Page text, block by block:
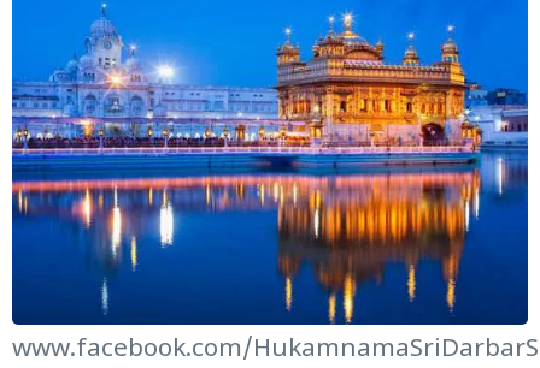
www.facebook.com/